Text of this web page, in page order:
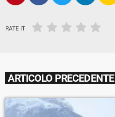
RATE IT
ARTICOLO PRECEDENTE